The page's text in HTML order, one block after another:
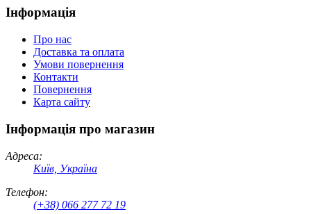
Інформація
Про нас
Доставка та оплата
Умови повернення
Контакти
Повернення
Карта сайту
Інформація про магазин
Адреса:
Київ, Україна
Телефон:
(+38) 066 277 72 19